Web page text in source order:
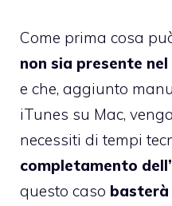
Come prima cosa
non sia presente
e che, aggiunto
iTunes su Mac,
necessiti di tempi
completamento
questo caso basterà